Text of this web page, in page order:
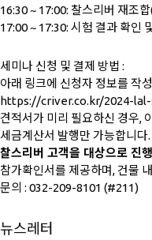
16:30 ~ 17:00: 찰스리버 재조
17:00 ~ 17:30: 시험 결과 확인
세미나 신청 및 결제 방법 :
아래 링크에 신청자 정보를 작
https://criver.co.kr/2024-
견적서가 미리 필요하신 경우,
세금계산서 발행만 가능합니다
찰스리버 고객을 대상으로 진
참가확인서를 제공하며, 건물
문의 : 032-209-8101 (#211)
뉴스레터